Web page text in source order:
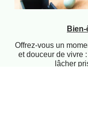
Offrez-vous un
et douceur de vivre
lâcher